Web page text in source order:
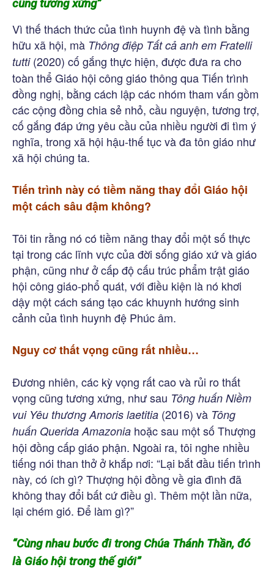
cũng tương xứng”
Vì thế thách thức của tình huynh đệ và tình bằng
hữu xã hội, mà Thông điệp Tất cả anh em Fratelli
tutti(2020) cố gắng thực hiện, được đưa ra cho
toàn thể Giáo hội công giáo thông qua Tiến trình
đồng nghị, bằng cách lập các nhóm tham vấn gồm
các cộng đồng chia sẻ nhỏ, cầu nguyện, tương trợ,
cố gắng đáp ứng yêu cầu của nhiều người đi tìm ý
nghĩa, trong xã hội hậu-thế tục và đa tôn giáo như
xã hội chúng ta.
Tiến trình này có tiềm năng thay đổi Giáo hội
một cách sâu đậm không?
Tôi tin rằng nó có tiềm năng thay đổi một số thực
tại trong các lĩnh vực của đời sống giáo xứ và giáo
phận, cũng như ở cấp độ cấu trúc phẩm trật giáo
hội công giáo-phổ quát, với điều kiện là nó khơi
dậy một cách sáng tạo các khuynh hướng sinh
cảnh của tình huynh đệ Phúc âm.
Nguy cơ thất vọng cũng rất nhiều…
Đương nhiên, các kỳ vọng rất cao và rủi ro thất
vọng cũng tương xứng, như sau Tông huấn Niềm
vui Yêu thương Amoris laetitia (2016) và Tông
huấn Querida Amazonia hoặc sau một số Thượng
hội đồng cấp giáo phận. Ngoài ra, tôi nghe nhiều
tiếng nói than thở ở khắp nơi: “Lại bắt đầu tiến trình
này, có ích gì? Thượng hội đồng về gia đình đã
không thay đổi bất cứ điều gì. Thêm một lần nữa,
lại chém gió. Để làm gì?”
“Cùng nhau bước đi trong Chúa Thánh Thần, đó
là Giáo hội trong thế giới”